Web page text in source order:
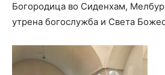
Богородица во Сиденхам,
утрена богослужба и Света